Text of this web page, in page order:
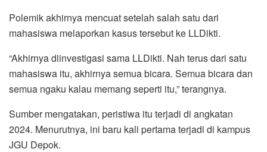
Polemik akhirnya mencuat setelah salah satu dari
mahasiswa melaporkan kasus tersebut ke LLDikti.
“Akhirnya diinvestigasi sama LLDikti. Nah terus dari satu
mahasiswa itu, akhirnya semua bicara. Semua bicara dan
semua ngaku kalau memang seperti itu,” terangnya.
Sumber mengatakan, peristiwa itu terjadi di angkatan
2024. Menurutnya, ini baru kali pertama terjadi di kampus
JGU Depok.